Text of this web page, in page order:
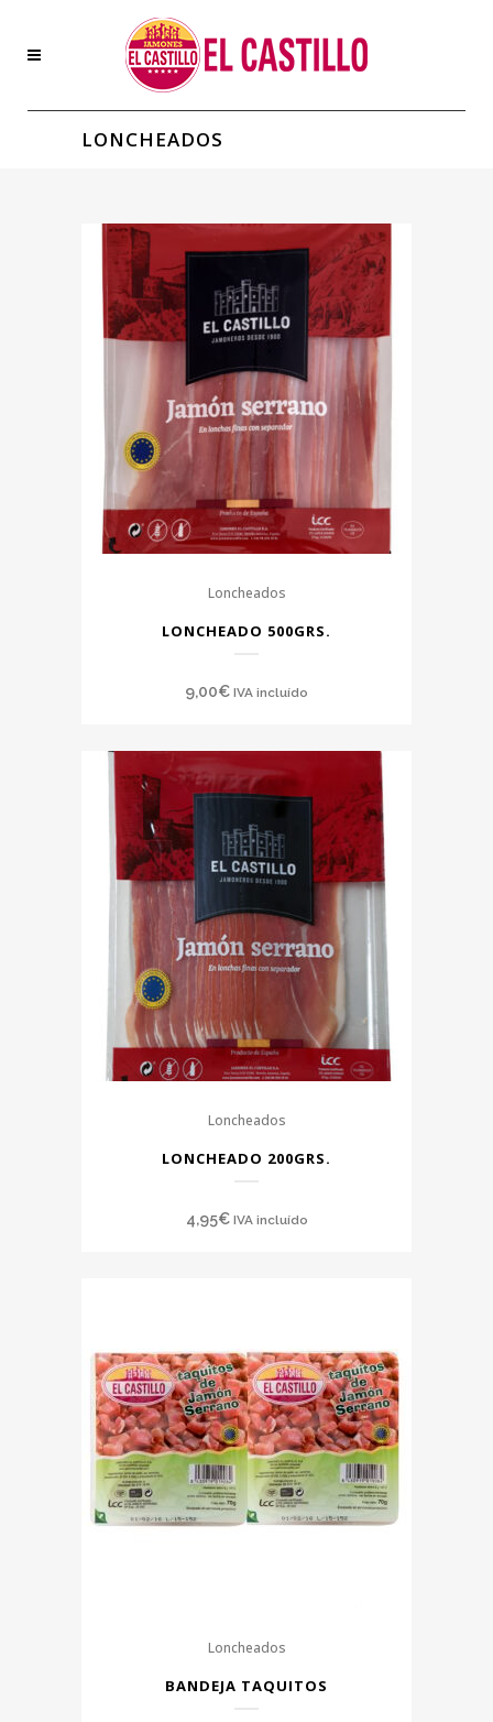
LONCHEADOS
Loncheados
LONCHEADO 500GRS.
9,00€ IVA incluído
Loncheados
LONCHEADO 200GRS.
4,95€ IVA incluído
Loncheados
BANDEJA TAQUITOS